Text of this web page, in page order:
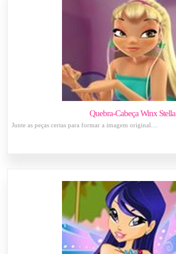
Quebra-Cabeça Winx Stella
Junte as peças certas para formar a imagem original....